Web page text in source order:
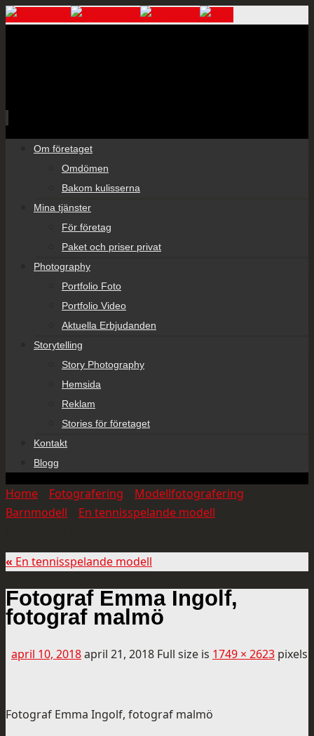
Om företaget
Omdömen
Bakom kulisserna
Mina tjänster
För företag
Paket och priser privat
Photography
Portfolio Foto
Portfolio Video
Aktuella Erbjudanden
Storytelling
Story Photography
Hemsida
Reklam
Stories för företaget
Kontakt
Blogg
Home Fotografering Modellfotografering
Barnmodell
En tennisspelande modell
« En tennisspelande modell
Fotograf Emma Ingolf,
fotograf malmö
april 10, 2018april 21, 2018 Full size is 1749 × 2623 pixels
Fotograf Emma Ingolf, fotograf malmö